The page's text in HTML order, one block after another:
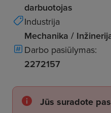
darbuotojas
Industrija
Mechanika /
Darbo pasiūlymas:
2272157
Jūs suradote